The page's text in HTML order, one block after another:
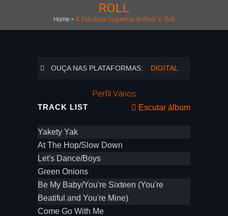
ROLL
Home > A Fabulosa Orquestra de Rock ‘n’ Roll
OUÇA NAS PLATAFORMAS: DIGITAL
Perfil Vários
TRACK LIST Escutar álbum
Yakety Yak
At The Hop/Slow Down
Let's Dance/Boys
Green Onions
Be My Baby/You're Sixteen (You're
Beatiful and You're Mine)
Come Go With Me